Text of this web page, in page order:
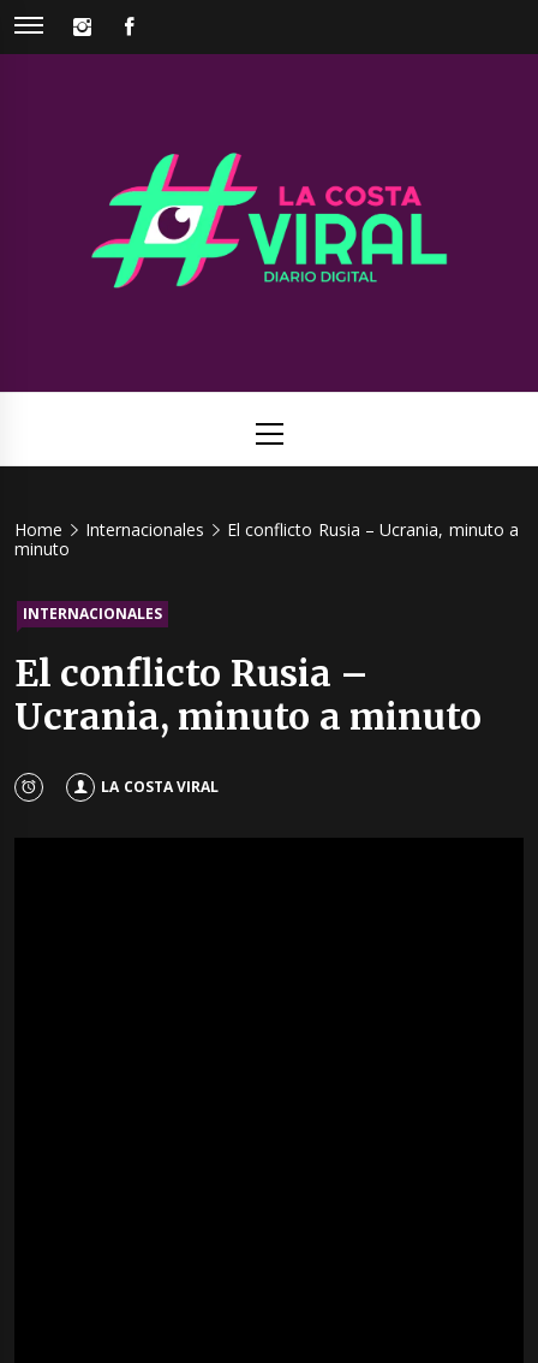
Skip
INSTAGRAM
Viral
Menu
Home Internacionales
El conflicto Rusia – Ucrania, minuto a
minuto
INTERNACIONALES
El conflicto Rusia –
Ucrania, minuto a minuto
LA COSTA VIRAL